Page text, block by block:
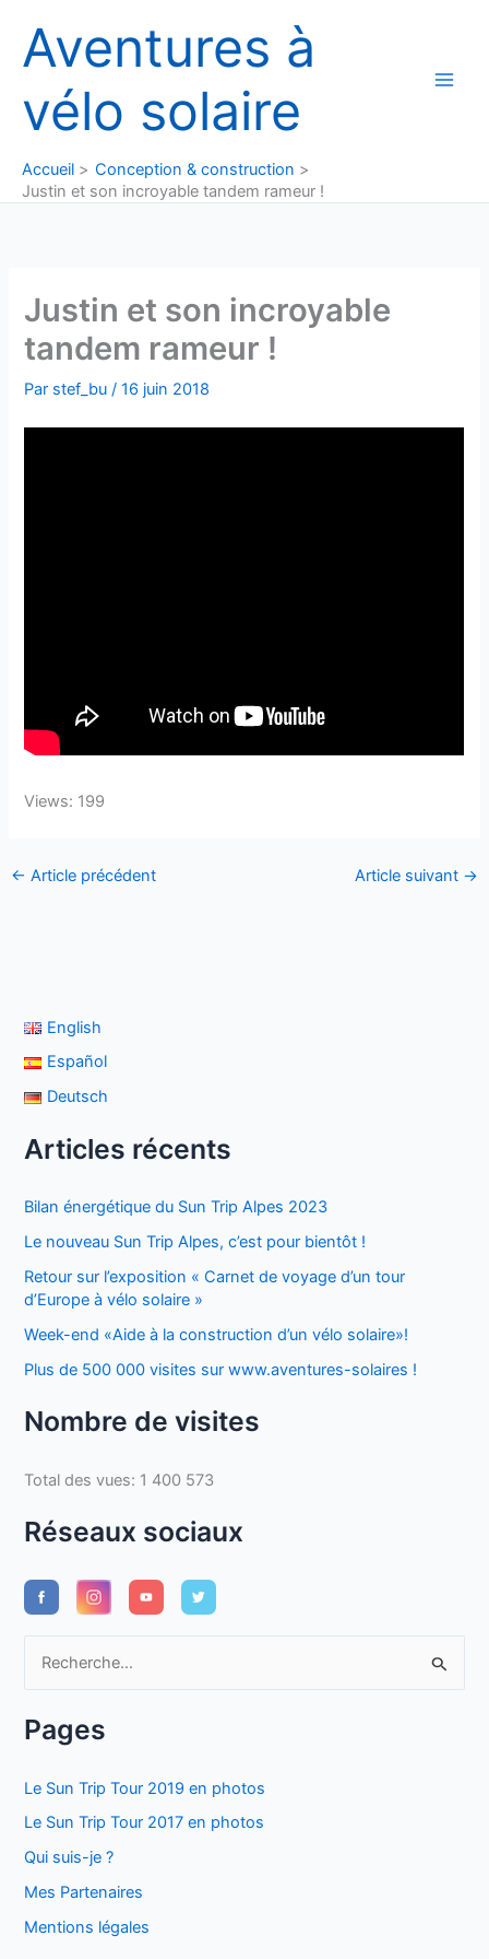
contenu
Aventures à
vélo solaire
Accueil
Conception & construction
Justin et son incroyable tandem rameur !
Justin et son incroyable
tandem rameur !
Par stef_bu/16 juin 2018
Views: 199
← Article précédent Article suivant →
English
Español
Deutsch
Articles récents
Bilan énergétique du Sun Trip Alpes 2023
Le nouveau Sun Trip Alpes, c’est pour bientôt !
Retour sur l’exposition « Carnet de voyage d’un tour
d’Europe à vélo solaire »
Week-end «Aide à la construction d’un vélo solaire»!
Plus de 500 000 visites sur www.aventures-solaires !
Nombre de visites
Total des vues: 1 400 573
Réseaux sociaux
h
e
r
Pages
Le Sun Trip Tour 2019 en photos
Le Sun Trip Tour 2017 en photos
Qui suis-je ?
Mes Partenaires
Mentions légales